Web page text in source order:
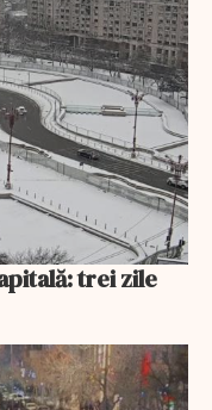
trei zile